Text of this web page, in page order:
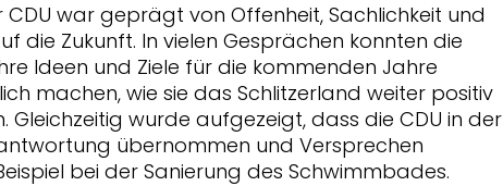
war geprägt von Offenheit, Sachlichkeit und
die Zukunft. In vielen Gesprächen konnten die
Ideen und Ziele für die kommenden Jahre
machen, wie sie das Schlitzerland weiter positiv
Gleichzeitig wurde aufgezeigt, dass die CDU in der
übernommen und Versprechen
bei der Sanierung des Schwimmbades.